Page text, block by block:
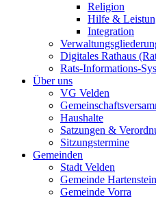
Religion
Hilfe &
Integration
Digitales Rathaus
Rats-Informations-
Über uns
VG Velden
Haushalte
Satzungen &
Sitzungstermine
Gemeinden
Stadt Velden
Gemeinde Hartenstein
Gemeinde Vorra